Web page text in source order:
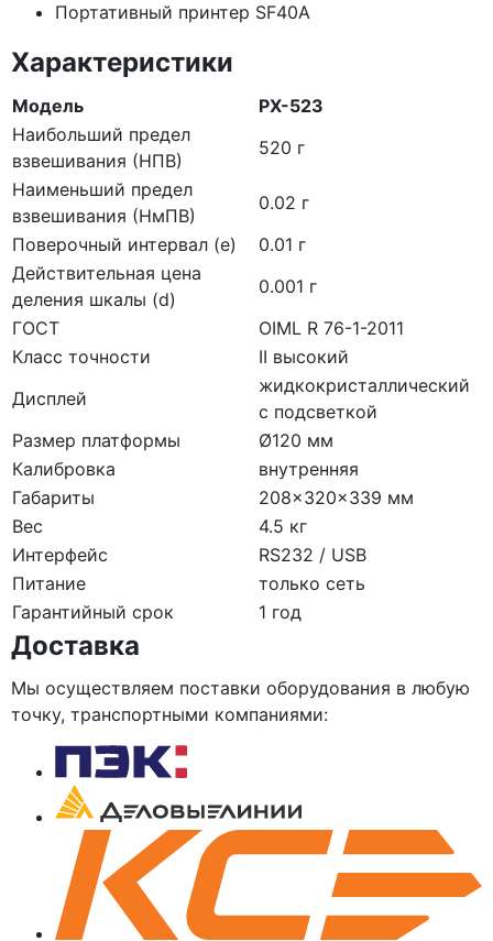
Портативный принтер SF40A
Характеристики
Модель
PX-523
Наибольший предел
взвешивания (НПВ)
520 г
Наименьший предел
взвешивания (НмПВ)
0.02 г
Поверочный интервал (е)
0.01 г
Действительная цена
деления шкалы (d)
0.001 г
ГОСТ
OIML R 76-1-2011
Класс точности
II высокий
Дисплей
жидкокристаллический
с подсветкой
Размер платформы
Ø120 мм
Калибровка
внутренняя
Габариты
208×320×339 мм
Вес
4.5 кг
Интерфейс
RS232 / USB
Питание
только сеть
Гарантийный срок
1 год
Доставка
Мы осуществляем поставки оборудования в любую
точку, транспортными компаниями: